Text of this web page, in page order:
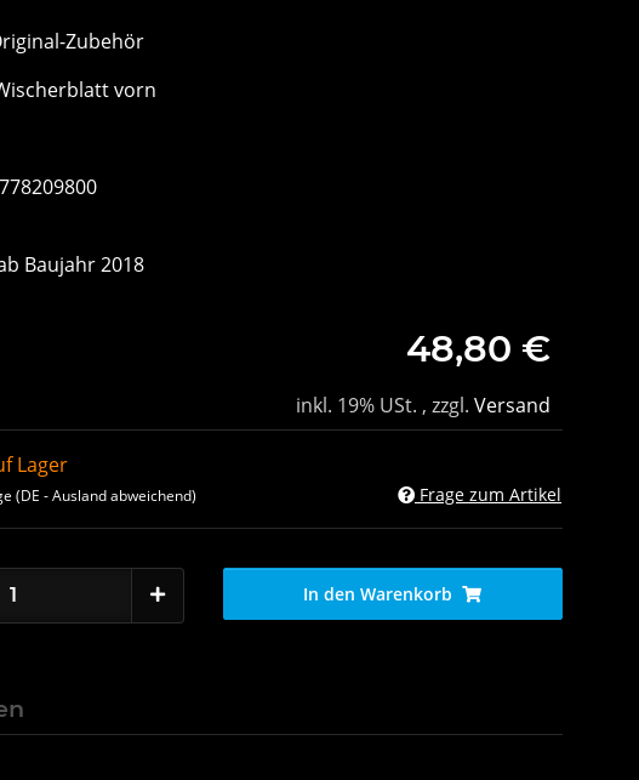
Zubehör
vorn
Baujahr 2018
48,80 €
inkl. 19% USt. , zzgl. Versand
Lager
(DE - Ausland abweichend) Frage zum Artikel
In den Warenkorb